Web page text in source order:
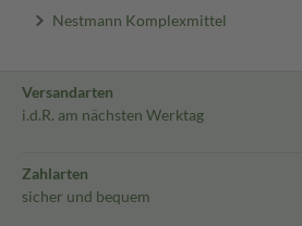
Nestmann Komplexmittel
Versandarten
i.d.R. am nächsten Werktag
Zahlarten
sicher und bequem